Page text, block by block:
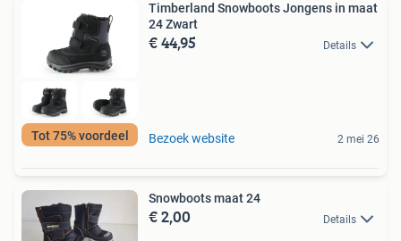
Tot 75% voordeel
Timberland Snowboots Jongens in maat
24 Zwart
€ 44,95 Details
Bezoek website 2 mei 26
Snowboots maat 24
€ 2,00 Details